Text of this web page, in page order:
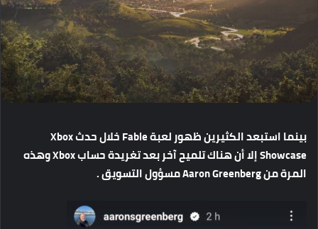
بينمااستبعدالكثيرينظهورلعبة خلالحدثXbox
Showcaseإلاأنهناكتلميحآخربعدتغريدةحساب
وهذه
المرةمنAaron Greenbergمسؤولالتسويق.